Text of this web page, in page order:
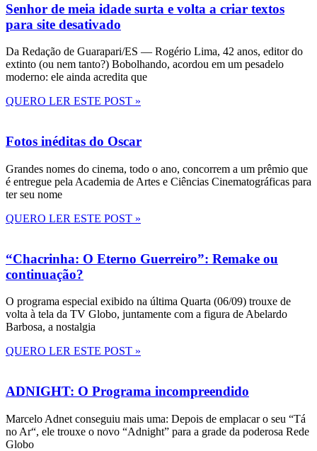
Senhor de meia idade surta e volta a criar textos
para site desativado
Da Redação de Guarapari/ES — Rogério Lima, 42 anos, editor do
extinto (ou nem tanto?) Bobolhando, acordou em um pesadelo
moderno: ele ainda acredita que
QUERO LER ESTE POST »
Fotos inéditas do Oscar
Grandes nomes do cinema, todo o ano, concorrem a um prêmio que
é entregue pela Academia de Artes e Ciências Cinematográficas para
ter seu nome
QUERO LER ESTE POST »
“Chacrinha: O Eterno Guerreiro”: Remake ou
continuação?
O programa especial exibido na última Quarta (06/09) trouxe de
volta à tela da TV Globo, juntamente com a figura de Abelardo
Barbosa, a nostalgia
QUERO LER ESTE POST »
ADNIGHT: O Programa incompreendido
Marcelo Adnet conseguiu mais uma: Depois de emplacar o seu “Tá
no Ar“, ele trouxe o novo “Adnight” para a grade da poderosa Rede
Globo